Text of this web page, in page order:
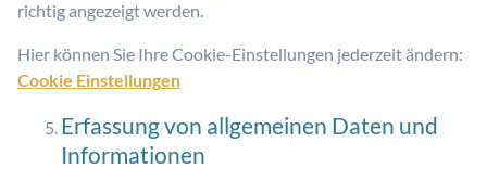
richtig angezeigt werden.
Hier können Sie Ihre Cookie-Einstellungen jederzeit ändern:
Cookie Einstellungen
Erfassung von allgemeinen Daten und
Informationen